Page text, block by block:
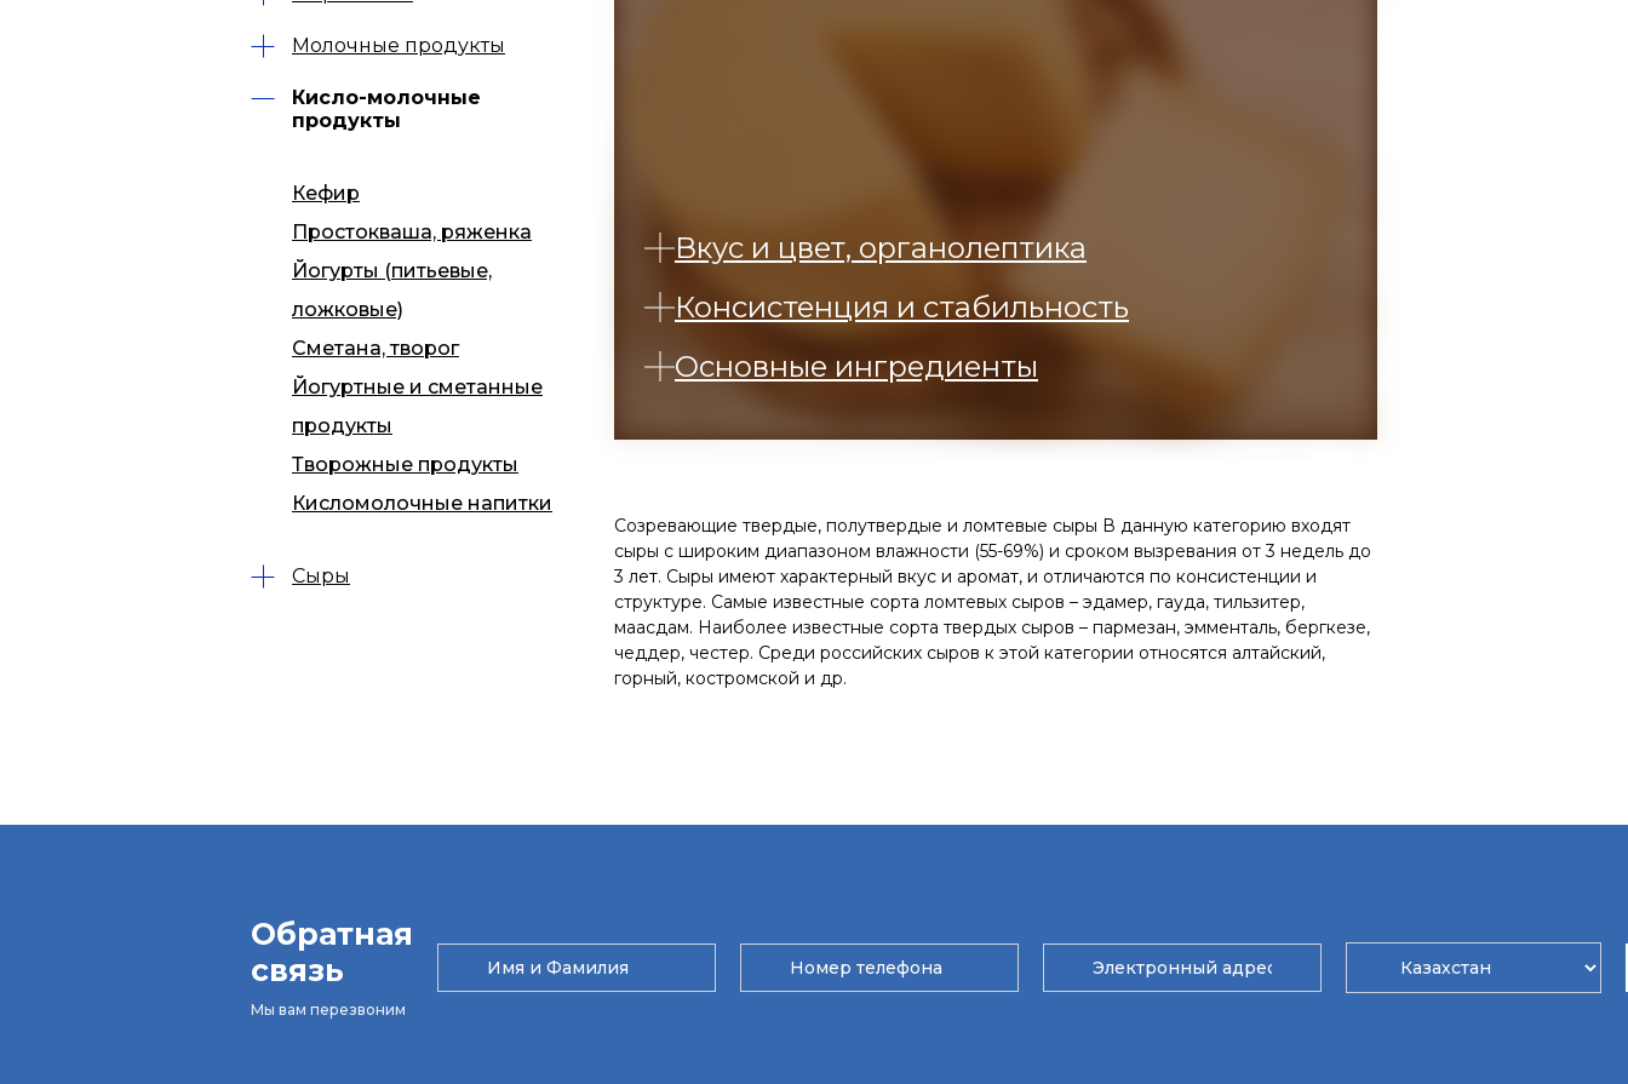
Молочные продукты
Кисло-молочные
продукты
Кефир
Простокваша, ряженка
Йогурты (питьевые,
ложковые)
Сметана, творог
Йогуртные и сметанные
продукты
Творожные продукты
Кисломолочные напитки
Сыры
Вкус и цвет, органолептика
Консистенция и стабильность
Основные ингредиенты
Созревающие твердые, полутвердые и ломтевые сыры В данную категорию входят
сыры с широким диапазоном влажности (55-69%) и сроком вызревания от 3 недель до
3 лет. Сыры имеют характерный вкус и аромат, и отличаются по консистенции и
структуре. Самые известные сорта ломтевых сыров – эдамер, гауда, тильзитер,
маасдам. Наиболее известные сорта твердых сыров – пармезан, эмменталь, бергкезе,
чеддер, честер. Среди российских сыров к этой категории относятся алтайский,
горный, костромской и др.
Обратная
связь
Мы вам перезвоним